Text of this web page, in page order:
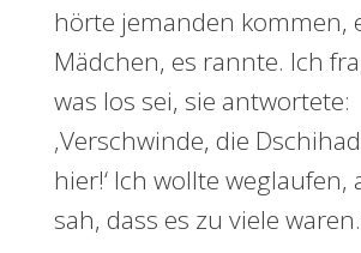
hörte jemanden kommen,
Mädchen, es rannte. Ich
was los sei, sie antwortete:
‚Verschwinde, die
hier!‘ Ich wollte weglaufen,
sah, dass es zu viele